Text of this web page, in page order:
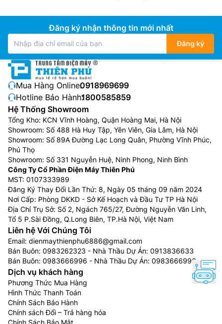
Đăng ký nhận thông tin mới nhất
Đăng ký
Mua Hàng Online:0918969699
Hotline Bảo Hành:1800585859
Hệ Thống Showroom
Tổng Kho: KCN Vĩnh Hoàng, Quận Hoàng Mai, Hà Nội
Showroom: Số 488 Hà Huy Tập, Yên Viên, Gia Lâm, Hà Nội
Showroom: Số 89A Đường Lạc Long Quân, Phường Vĩnh Phúc,
Phú Thọ
Showroom: Số 331 Nguyễn Huệ, Ninh Phong, Ninh Bình
Công Ty Cổ Phần Điện Máy Thiên Phú
MST: 0107333989
Đăng Ký Thay Đổi Lần Thứ: 8, Ngày 05 tháng 09 năm 2024
Nơi Cấp: Phòng DKKD - Sở Kế Hoạch và Đầu Tư TP Hà Nội
Địa Chỉ Trụ Sở: Số 2, Ngách 765/27, Đường Nguyễn Văn Linh,
Tổ 5 P.Sài Đồng, Q.Long Biên, TP.Hà Nội, Việt Nam
Liên hệ Với Chúng Tôi
Email: dienmaythienphu6886@gmail.com
Bán Buôn: 0983262323 - Nhà Thầu Dự Án: 0913836633
Bán Buôn: 0983666996 - Nhà Thầu Dự Án: 0983666996
Dịch vụ khách hàng
Phương Thức Mua Hàng
Hình Thức Thanh Toán
Chính Sách Bảo Hành
Chính sách Đổi – Trả hàng hóa
Chính Sách Bảo Mật